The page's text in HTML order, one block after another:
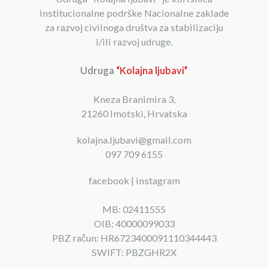
institucionalne podrške Nacionalne zaklade
za razvoj civilnoga društva za stabilizaciju
i/ili razvoj udruge.
Udruga “Kolajna ljubavi”
Kneza Branimira 3,
21260 Imotski, Hrvatska
kolajna.ljubavi@gmail.com
097 709 6155
facebook | instagram
MB: 02411555
OIB: 40000099033
PBZ račun: HR6723400091110344443
SWIFT: PBZGHR2X